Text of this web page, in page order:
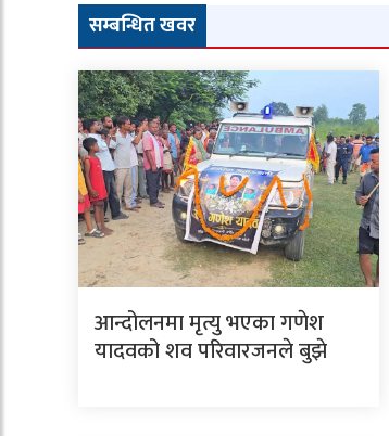
सम्बन्धित खवर
आन्दोलनमा मृत्यु भएका गणेश
यादवको शव परिवारजनले बुझे